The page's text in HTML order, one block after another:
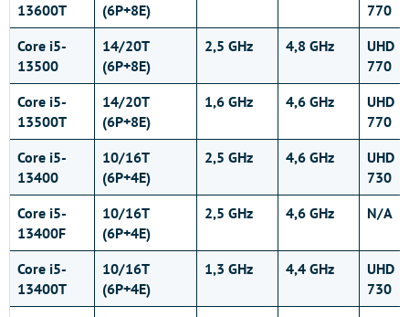
13600T
(6P+8E)
770
Core i5-
13500
14/20T
(6P+8E)
2,5 GHz 4,8 GHz
UHD
770
Core i5-
13500T
14/20T
(6P+8E)
1,6 GHz 4,6 GHz
UHD
770
Core i5-
13400
10/16T
(6P+4E)
2,5 GHz 4,6 GHz
UHD
730
Core i5-
13400F
10/16T
(6P+4E)
2,5 GHz 4,6 GHz N/A
Core i5-
13400T
10/16T
(6P+4E)
1,3 GHz 4,4 GHz
UHD
730